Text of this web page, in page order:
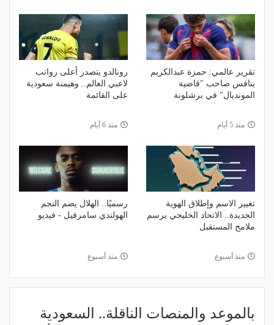
تقرير عالمي: حمزة عبدالكريم
ينافس صاحب "قاضية
المونديال" في برشلونة
منذ 5 أيام
رونالدو يتصدر أعلى رواتب
لاعبي العالم.. وهيمنة سعودية
على القائمة
منذ 6 أيام
تغيير الاسم وإطلاق الهوية
الجديدة.. الاتحاد الخليجي يرسم
ملامح المستقبل
منذ أسبوع
رسميًا.. الهلال يضم النجم
الهولندي سامرفيل - فيديو
منذ أسبوع
بالموعد والمنصات الناقلة.. السعودية